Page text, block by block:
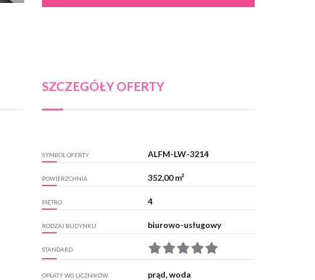
SZCZEGÓŁY OFERTY
SYMBOL OFERTY ALFM-LW-3214
POWIERZCHNIA 352,00 m²
PIĘTRO 4
RODZAJ BUDYNKU biurowo-usługowy
STANDARD
OPŁATY WG LICZNIKÓW prąd, woda